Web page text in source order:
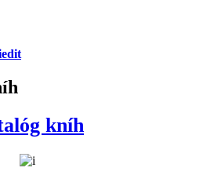
kníh